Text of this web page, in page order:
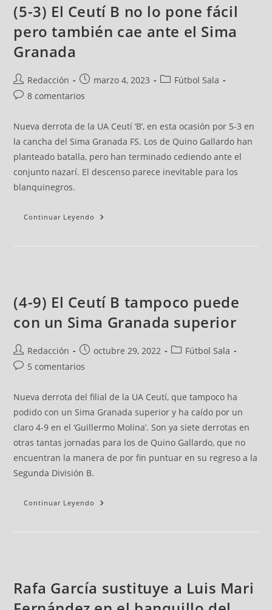
(5-3) El Ceutí B no lo pone fácil
pero también cae ante el Sima
Granada
Redacción marzo 4, 2023
Fútbol Sala
8 comentarios
Nueva derrota de la UA Ceutí ‘B’, en esta ocasión por 5-3 en
la cancha del Sima Granada FS. Los de Quino Gallardo han
planteado batalla, pero han terminado cediendo ante el
conjunto nazarí. El descenso parece inevitable para los
blanquinegros.
Continuar Leyendo
(4-9) El Ceutí B tampoco puede
con un Sima Granada superior
Redacción octubre 29, 2022
Fútbol Sala
5 comentarios
Nueva derrota del filial de la UA Ceutí, que tampoco ha
podido con un Sima Granada superior y ha caído por un
claro 4-9 en el ‘Guillermo Molina’. Son ya siete derrotas en
otras tantas jornadas para los de Quino Gallardo, que no
encuentran la manera de por fin puntuar en su regreso a la
Segunda División B.
Continuar Leyendo
Rafa García sustituye a Luis Mari